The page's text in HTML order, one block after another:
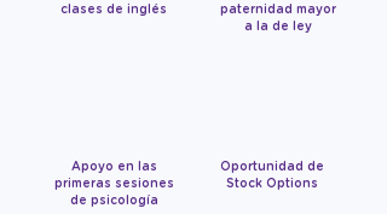
clases de inglés
Apoyo en las
primeras sesiones
de psicología
paternidad mayor
a la de ley
Oportunidad de
Stock Options